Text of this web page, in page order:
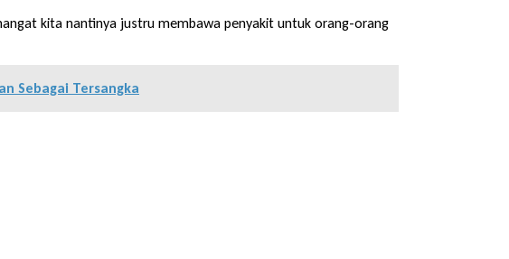
kita nantinya justru membawa penyakit untuk orang-orang
Sebagai Tersangka